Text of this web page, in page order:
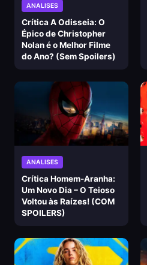
ANALISES
Crítica A Odisseia: O
Épico de Christopher
Nolan é o Melhor Filme
do Ano? (Sem Spoilers)
ANALISES
Crítica Homem-Aranha:
Um Novo Dia – O Teioso
Voltou às Raízes! (COM
SPOILERS)